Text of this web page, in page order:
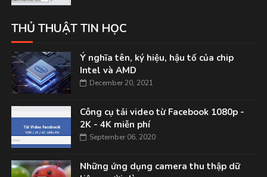
THỦ THUẬT TIN HỌC
Ý nghĩa tên, ký hiệu, hậu tố của chip
Intel và AMD
December 20, 2021
Công cụ tải video từ Facebook 1080p -
2K - 4K miễn phí
September 06, 2020
Những ứng dụng camera thu thập dữ